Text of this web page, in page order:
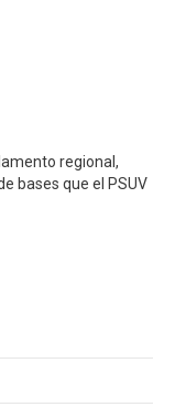
regional,
bases que el PSUV